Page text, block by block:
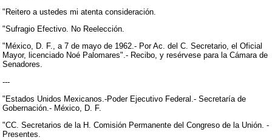
"Reitero a ustedes mi atenta consideración.
"Sufragio Efectivo. No Reelección.
"México, D. F., a 7 de mayo de 1962.- Por Ac. del C. Secretario, el Oficial
Mayor, licenciado Noé Palomares".- Recibo, y resérvese para la Cámara de
Senadores.
---
"Estados Unidos Mexicanos.-Poder Ejecutivo Federal.- Secretaría de
Gobernación.- México, D. F.
"CC. Secretarios de la H. Comisión Permanente del Congreso de la Unión. -
Presentes.